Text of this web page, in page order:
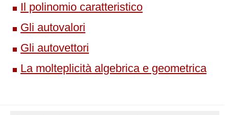
Il polinomio caratteristico
Gli autovalori
Gli autovettori
La molteplicità algebrica e geometrica